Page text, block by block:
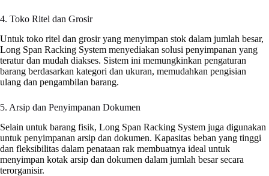
4. Toko Ritel dan Grosir
Untuk toko ritel dan grosir yang menyimpan stok dalam jumlah besar,
Long Span Racking System menyediakan solusi penyimpanan yang
teratur dan mudah diakses. Sistem ini memungkinkan pengaturan
barang berdasarkan kategori dan ukuran, memudahkan pengisian
ulang dan pengambilan barang.
5. Arsip dan Penyimpanan Dokumen
Selain untuk barang fisik, Long Span Racking System juga digunakan
untuk penyimpanan arsip dan dokumen. Kapasitas beban yang tinggi
dan fleksibilitas dalam penataan rak membuatnya ideal untuk
menyimpan kotak arsip dan dokumen dalam jumlah besar secara
terorganisir.